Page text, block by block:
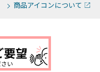
商品アイコンについて